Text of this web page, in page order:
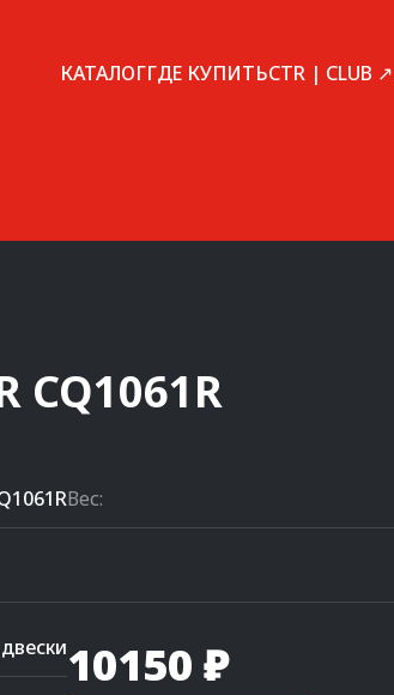
КАТАЛОГГДЕ КУПИТЬCTR | CLUB ↗
CQ1061R
Вес:
10150 ₽